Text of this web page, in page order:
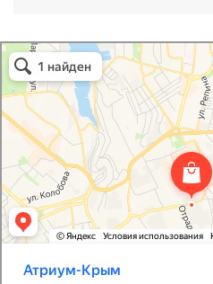
Атриум-Крым
Системы водоснабжения, отопления,
Снабжение строительных объектов в